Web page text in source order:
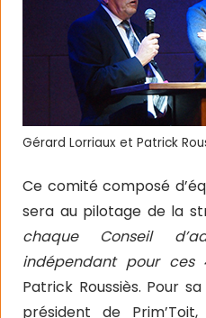
Gérard Lorriaux et Patrick
Ce comité composé
sera au pilotage de la
chaque Conseil
indépendant pour ces
Patrick Roussiès. Pour
président de